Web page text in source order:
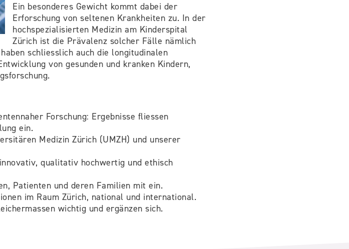
Ein besonderes Gewicht kommt dabei der
Erforschung von seltenen Krankheiten zu. In der
hochspezialisierten Medizin am Kinderspital
Zürich ist die Prävalenz solcher Fälle nämlich
schliesslich auch die longitudinalen
von gesunden und kranken Kindern,
Forschung: Ergebnisse fliessen
ein.
Medizin Zürich (UMZH) und unserer
qualitativ hochwertig und ethisch
Patienten und deren Familien mit ein.
im Raum Zürich, national und international.
wichtig und ergänzen sich.